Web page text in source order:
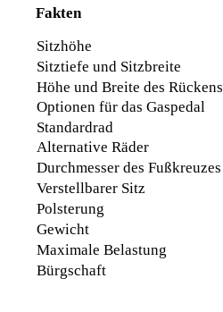
Fakten
Sitzhöhe
Sitztiefe und Sitzbreite
Höhe und Breite des Rückens
Optionen für das Gaspedal
Standardrad
Alternative Räder
Durchmesser des Fußkreuzes
Verstellbarer Sitz
Polsterung
Gewicht
Maximale Belastung
Bürgschaft